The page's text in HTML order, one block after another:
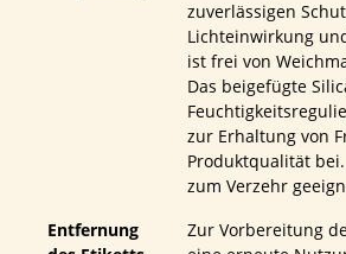
zuverlässigen
Lichteinwirkung
ist frei von
Das beigefügte
zur Erhaltung von
Produktqualität
zum Verzehr
Entfernung
Zur Vorbereitung